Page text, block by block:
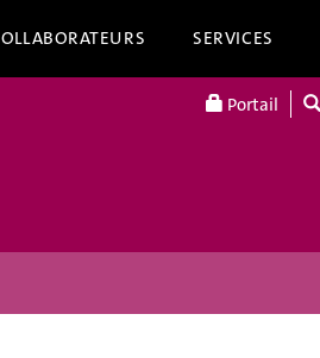
SERVICES
Portail